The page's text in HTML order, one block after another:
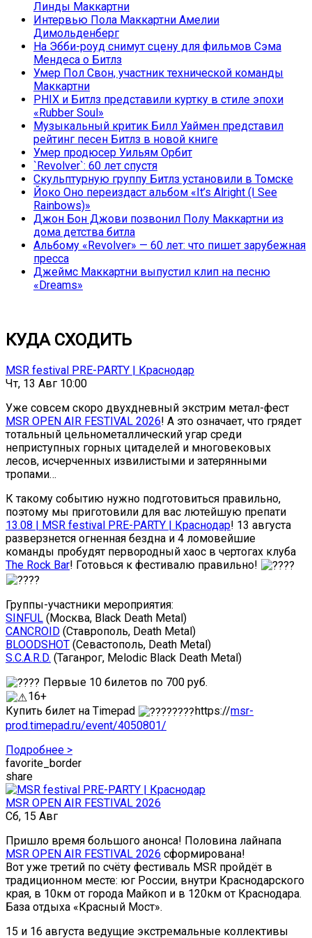
Линды Маккартни
Интервью Пола Маккартни Амелии
Димольденберг
На Эбби-роуд снимут сцену для фильмов Сэма
Мендеса о Битлз
Умер Пол Свон, участник технической команды
Маккартни
PHIX и Битлз представили куртку в стиле эпохи
«Rubber Soul»
Музыкальный критик Билл Уаймен представил
рейтинг песен Битлз в новой книге
Умер продюсер Уильям Орбит
`Revolver`: 60 лет спустя
Скульптурную группу Битлз установили в Томске
Йоко Оно переиздаст альбом «It’s Alright (I See
Rainbows)»
Джон Бон Джови позвонил Полу Маккартни из
дома детства битла
Альбому «Revolver» — 60 лет: что пишет зарубежная
пресса
Джеймс Маккартни выпустил клип на песню
«Dreams»
КУДА СХОДИТЬ
MSR festival PRE-PARTY | Краснодар
Чт, 13 Авг 10:00
Уже совсем скоро двухдневный экстрим метал-фест
MSR OPEN AIR FESTIVAL 2026! А это означает, что грядет
тотальный цельнометаллический угар среди
неприступных горных цитаделей и многовековых
лесов, исчерченных извилистыми и затерянными
тропами…
К такому событию нужно подготовиться правильно,
поэтому мы приготовили для вас лютейшую препати
13.08 | MSR festival PRE-PARTY | Краснодар! 13 августа
разверзнется огненная бездна и 4 ломовейшие
команды пробудят первородный хаос в чертогах клуба
The Rock Bar! Готовься к фестивалю правильно!
Группы-участники мероприятия:
SINFUL (Москва, Black Death Metal)
CANCROID (Ставрополь, Death Metal)
BLOODSHOT (Севастополь, Death Metal)
S.C.A.R.D. (Таганрог, Melodic Black Death Metal)
Первые 10 билетов по 700 руб.
16+
Купить билет на Timepad
https://msr-
prod.timepad.ru/event/4050801/
Подробнее >
favorite_border
share
MSR OPEN AIR FESTIVAL 2026
Сб, 15 Авг
Пришло время большого анонса! Половина лайнапа
MSR OPEN AIR FESTIVAL 2026 сформирована!
Вот уже третий по счёту фестиваль MSR пройдёт в
традиционном месте: юг России, внутри Краснодарского
края, в 10км от города Майкоп и в 120км от Краснодара.
База отдыха «Красный Мост».
15 и 16 августа ведущие экстремальные коллективы